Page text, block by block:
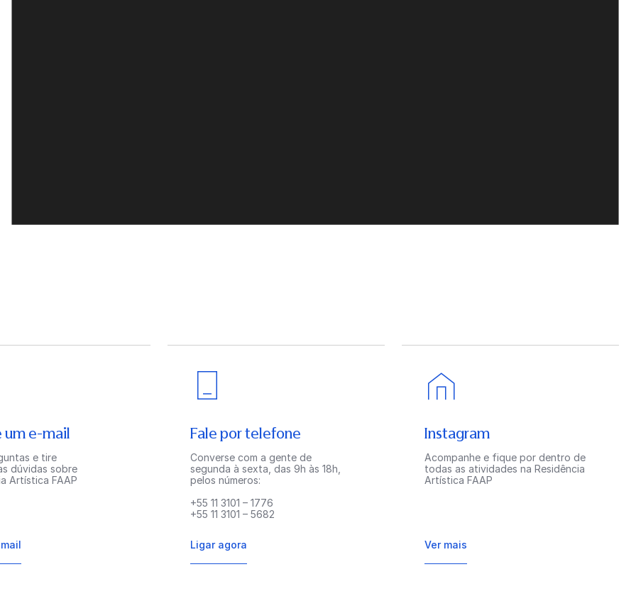
um e-mail
e tire
dúvidas sobre
Artística FAAP
Fale por telefone
Converse com a gente de
segunda à sexta, das 9h às 18h,
pelos números:
+55 11 3101 – 1776
+55 11 3101 – 5682
Ligar agora
Instagram
Acompanhe e fique por dentro de
todas as atividades na Residência
Artística FAAP
Ver mais